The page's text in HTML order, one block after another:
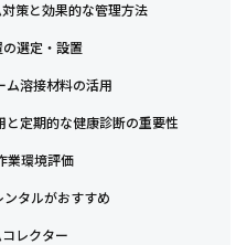
策と効果的な管理方法
選定・設置
ム溶接材料の活用
定期的な健康診断の重要性
業環境評価
タルがおすすめ
レクター